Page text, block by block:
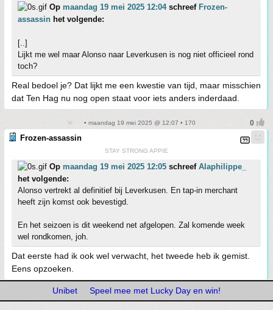
Op maandag 19 mei 2025 12:04schreef Frozen-
assassin het volgende:
[..]
Lijkt me wel maar Alonso naar Leverkusen is nog niet officieel rond
toch?
Real bedoel je? Dat lijkt me een kwestie van tijd, maar misschien
dat Ten Hag nu nog open staat voor iets anders inderdaad.
• maandag 19 mei 2025 @ 12:07 • 170
Frozen-assassin
STAY STRONG APPIE
Op maandag 19 mei 2025 12:05 schreef Alaphilippe_
het volgende:
Alonso vertrekt al definitief bij Leverkusen. En tap-in merchant
heeft zijn komst ook bevestigd.
En het seizoen is dit weekend net afgelopen. Zal komende week
wel rondkomen, joh.
Dat eerste had ik ook wel verwacht, het tweede heb ik gemist.
Eens opzoeken.
Unibet Speel mee met Lucky Day en win!